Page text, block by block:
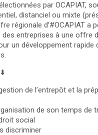
par OCAPIAT,
distanciel ou mixte
régionale d’#OCAPIAT a
des entreprises à une offre
un développement rapide
de l’entrepôt et la
de son temps de
social
discriminer